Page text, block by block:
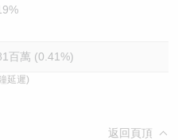
百萬 (0.41%)
延遲)
返回頁頂